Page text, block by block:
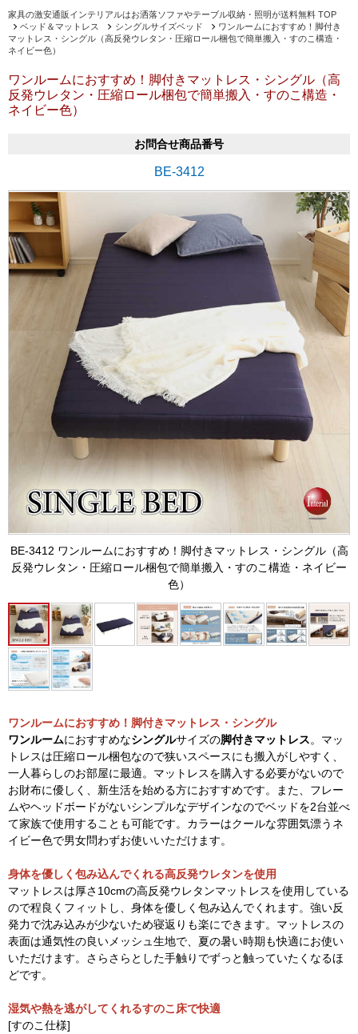
家具の激安通販インテリアルはお洒落ソファやテーブル収納・照明が送料無料 TOP
ベッド＆マットレス
シングルサイズベッド
ワンルームにおすすめ！脚付き
マットレス・シングル（高反発ウレタン・圧縮ロール梱包で簡単搬入・すのこ構造・
ネイビー色）
ワンルームにおすすめ！脚付きマットレス・シングル（高
反発ウレタン・圧縮ロール梱包で簡単搬入・すのこ構造・
ネイビー色）
お問合せ商品番号
BE-3412
BE-3412 ワンルームにおすすめ！脚付きマットレス・シングル（高
反発ウレタン・圧縮ロール梱包で簡単搬入・すのこ構造・ネイビー
色）
ワンルームにおすすめ！脚付きマットレス・シングル
ワンルームにおすすめなシングルサイズの脚付きマットレス。マッ
トレスは圧縮ロール梱包なので狭いスペースにも搬入がしやすく、
一人暮らしのお部屋に最適。マットレスを購入する必要がないので
お財布に優しく、新生活を始める方におすすめです。また、フレー
ムやヘッドボードがないシンプルなデザインなのでベッドを2台並べ
て家族で使用することも可能です。カラーはクールな雰囲気漂うネ
イビー色で男女問わずお使いいただけます。
身体を優しく包み込んでくれる高反発ウレタンを使用
マットレスは厚さ10cmの高反発ウレタンマットレスを使用している
ので程良くフィットし、身体を優しく包み込んでくれます。強い反
発力で沈み込みが少ないため寝返りも楽にできます。マットレスの
表面は通気性の良いメッシュ生地で、夏の暑い時期も快適にお使い
いただけます。さらさらとした手触りでずっと触っていたくなるほ
どです。
湿気や熱を逃がしてくれるすのこ床で快適
[すのこ仕様]